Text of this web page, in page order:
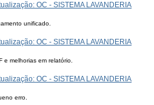
OC - SISTEMA LAVANDERIA
unificado.
OC - SISTEMA LAVANDERIA
e melhorias em relatório.
OC - SISTEMA LAVANDERIA
erro.